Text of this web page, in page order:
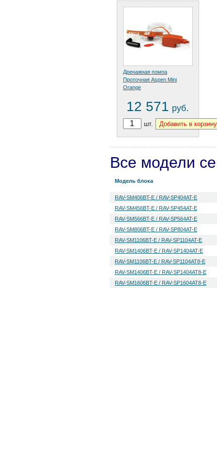
Дренажная помпа
Проточная Aspen Mini
Orange
12 571 руб.
шт.
Все модели
Модель блока
RAV-SM406BT-E / RAV-SP404AT-E
RAV-SM456BT-E / RAV-SP454AT-E
RAV-SM566BT-E / RAV-SP564AT-E
RAV-SM806BT-E / RAV-SP804AT-E
RAV-SM1106BT-E / RAV-SP1104AT-E
RAV-SM1406BT-E / RAV-SP1404AT-E
RAV-SM1106BT-E / RAV-SP1104AT8-E
RAV-SM1406BT-E / RAV-SP1404AT8-E
RAV-SM1606BT-E / RAV-SP1604AT8-E